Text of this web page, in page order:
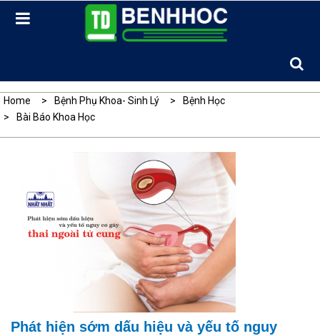
Home Bệnh Phụ Khoa- Sinh Lý
Bệnh Học
Bài Báo Khoa Học
Phát hiện sớm dấu hiệu và yếu tố nguy